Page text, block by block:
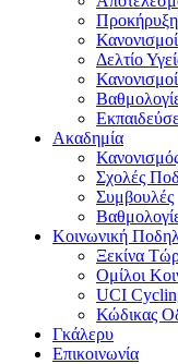
Δελτίο
Ακαδημία
Σχολές
Συμβουλές
Κοινωνική
Ξεκίνα
Ομίλοι
UCI
Κώδικας
Γκάλερυ
Επικοινωνία